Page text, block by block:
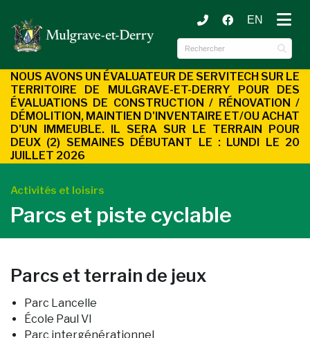
(Municipalité )
EN
NOUS AVONS UN ÉVALUATEUR DE SERVITECH SUR LE
TERRITOIRE DE MULGRAVE-ET-DERRY POUR DES
ÉVALUATIONS DE CONSTRUCTION / RÉNOVATION /
DÉMOLITION, MAINTIEN D'INVENTAIRE ET/OU ACHAT
D'UN
IMMEUBLE. IL SERA SUR LE TERRAIN POUR
DEUX (2) SEMAINES DÉBUTANT LE : LUNDI LE 20
JUILLET 2026
Activités et loisirs
Parcs et piste cyclable
Parcs et terrain de jeux
Parc Lancelle
École Paul VI
Parc intergénérationnel